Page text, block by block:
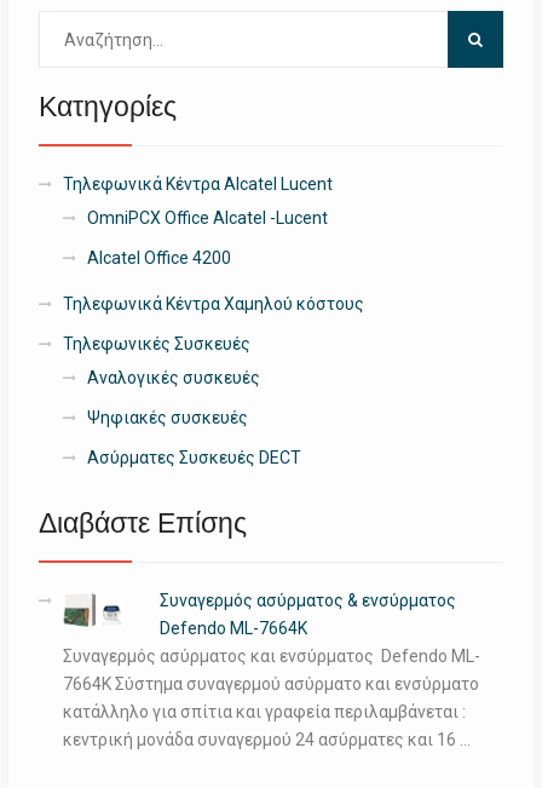
για:
Κατηγορίες
Τηλεφωνικά Κέντρα Alcatel Lucent
OmniPCX Office Alcatel -Lucent
Alcatel Office 4200
Τηλεφωνικά Κέντρα Χαμηλού κόστους
Τηλεφωνικές Συσκευές
Αναλογικές συσκευές
Ψηφιακές συσκευές
Ασύρματες Συσκευές DECT
Διαβάστε Επίσης
Συναγερμός ασύρματος & ενσύρματος
Defendo ML-7664K
Συναγερμός ασύρματος και ενσύρματος Defendo ML-
7664K Σύστημα συναγερμού ασύρματο και ενσύρματο
κατάλληλο για σπίτια και γραφεία περιλαμβάνεται :
κεντρική μονάδα συναγερμού 24 ασύρματες και 16 …